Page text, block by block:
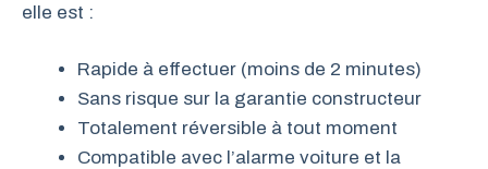
elle est :
Rapide à effectuer (moins de 2 minutes)
Sans risque sur la garantie constructeur
Totalement réversible à tout moment
Compatible avec l’alarme voiture et la